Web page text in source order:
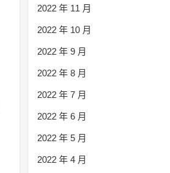
2022 年 11 月
2022 年 10 月
2022 年 9 月
2022 年 8 月
2022 年 7 月
2022 年 6 月
2022 年 5 月
2022 年 4 月